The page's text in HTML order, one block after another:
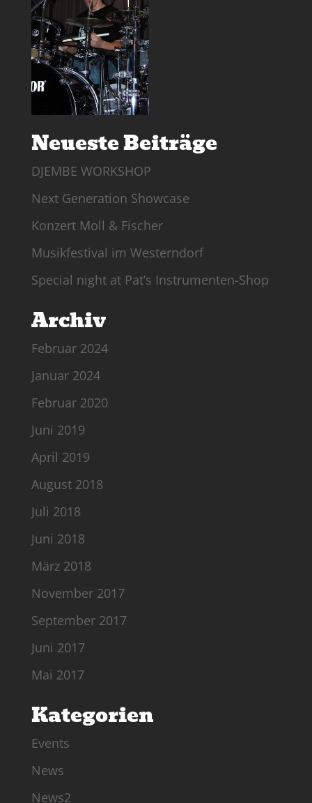
Neueste Beiträge
DJEMBE WORKSHOP
Next Generation Showcase
Konzert Moll & Fischer
Musikfestival im Westerndorf
Special night at Pat’s Instrumenten-Shop
Archiv
Februar 2024
Januar 2024
Februar 2020
Juni 2019
April 2019
August 2018
Juli 2018
Juni 2018
März 2018
November 2017
September 2017
Juni 2017
Mai 2017
Kategorien
Events
News
News2